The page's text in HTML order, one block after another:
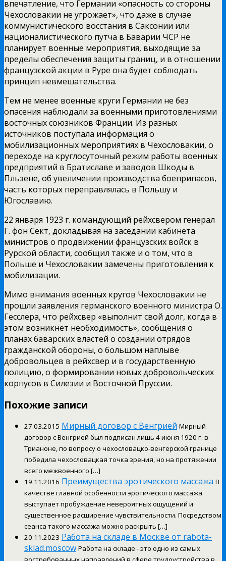
впечатление, что Германии «опасность со стороны
Чехословакии не угрожает», что даже в случае
коммунистического восстания в Саксонии или
националистического путча в Баварии ЧСР не
планирует военные мероприятия, выходящие за
пределы обеспечения защиты границ, и в отношении
французской акции в Руре она будет соблюдать
принцип невмешательства.
Тем не менее военные круги Германии не без
опасения наблюдали за военными приготовлениями
восточных союзников Франции. Из разных
источников поступала информация о
мобилизационных мероприятиях в Чехословакии, о
переходе на круглосуточный режим работы военных
предприятий в Братиславе и заводов Шкоды в
Пльзене, об увеличении производства боеприпасов,
часть которых переправлялась в Польшу и
Югославию.
22 января 1923 г. командующий рейхсвером генерал
Г. фон Сект, докладывая на заседании кабинета
министров о продвижении французских войск в
Рурской области, сообщил также и о том, что в
Польше и Чехословакии замечены приготовления к
мобилизации.
Мимо внимания военных кругов Чехословакии не
прошли заявления германского военного министра О.
Гесслера, что рейхсвер «выполнит свой долг, когда в
этом возникнет необходимость», сообщения о
планах баварских властей о создании отрядов
гражданской обороны, о большом наплыве
добровольцев в рейхсвер и в государственную
полицию, о формировании новых добровольческих
корпусов в Силезии и Восточной Пруссии.
Похожие записи
27.03.2015 Мирный договор с Венгрией Мирный
договор с Венгрией был подписан лишь 4 июня 1920 г. в
Трианоне, по вопросу о чехословацко-венгерской границе
победила чехословацкая точка зрения, но на протяжении
всего межвоенного […]
19.11.2016 Преимущества эротического массажа В
качестве главной особенности эротического массажа
выступает пробуждение невероятных ощущений и
существенное расширение чувствительности. Посредством
сеанса такого массажа можно раскрыть […]
20.11.2023 Работа на складе в Москве от rabota-
sklad.moscow Работа на складе - это одно из самых